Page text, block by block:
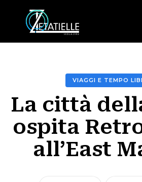
VIAGGI E TEMPO
La città
ospita
all’East